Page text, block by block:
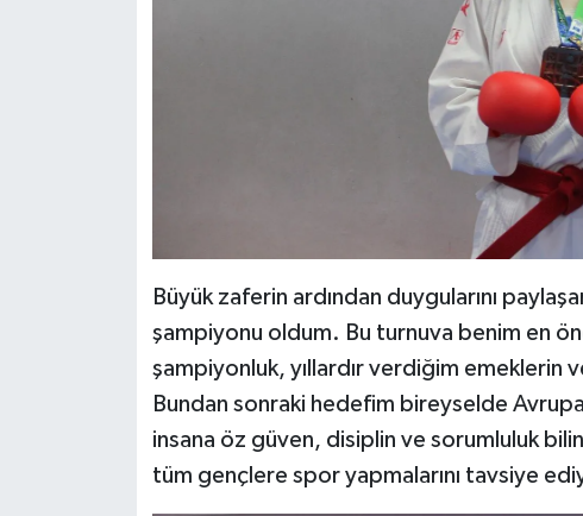
Büyük zaferin ardından duygularını
şampiyonu oldum. Bu turnuva benim en
şampiyonluk, yıllardır verdiğim emeklerin
Bundan sonraki hedefim bireyselde
insana öz güven, disiplin ve sorumluluk
tüm gençlere spor yapmalarını tavsiye